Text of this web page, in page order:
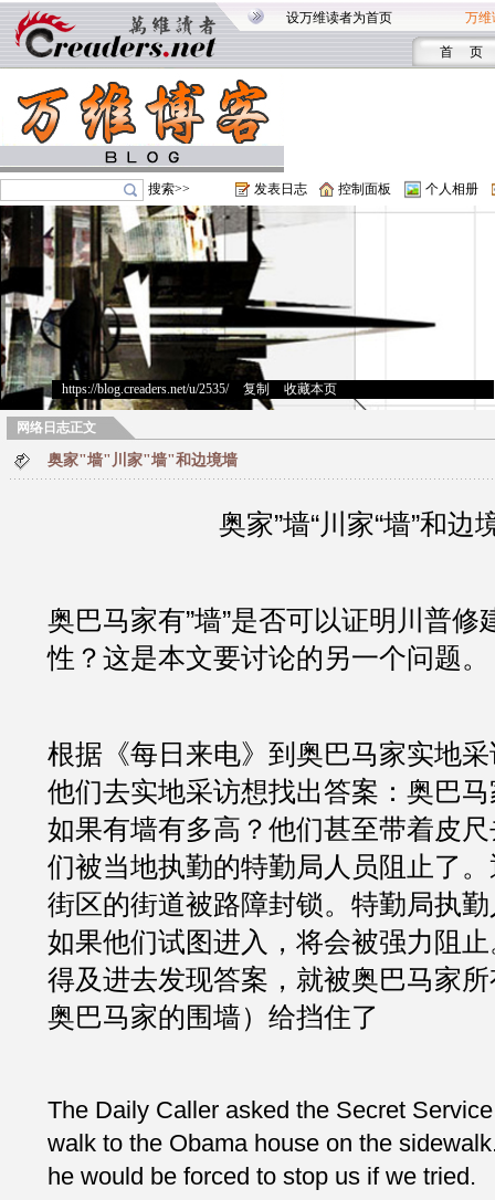
设万维读者为首页 万维
首 页
搜索>> 发表日志 控制面板 个人相册
https://blog.creaders.net/u/2535/> 复制 收藏本页
网络日志正文
奥家"墙"川家"墙"和边境墙
奥家”墙“川家“墙”和边
奥巴马家有”墙”是否可以证明川普修
性？这是本文要讨论的另一个问题。
根据《每日来电》到奥巴马家实地
他们去实地采访想找出答案：奥巴
如果有墙有多高？他们甚至带着皮
们被当地执勤的特勤局人员阻止了
街区的街道被路障封锁。特勤局执
如果他们试图进入，将会被强力阻
得及进去发现答案，就被奥巴马家
奥巴马家的围墙）给挡住了
The Daily Caller asked the Secret
walk to the Obama house on the
he would be forced to stop us if we tried.